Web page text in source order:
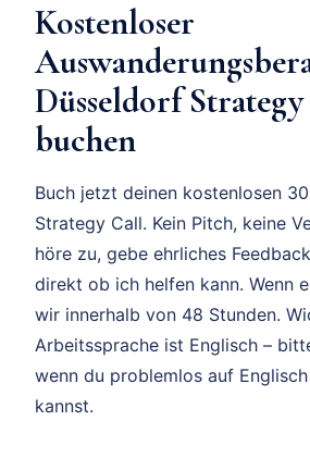
Kostenloser
Düsseldorf
buchen
Buch jetzt deinen kostenlosen
Strategy Call. Kein Pitch, keine
höre zu, gebe ehrliches
direkt ob ich helfen kann. Wenn
wir innerhalb von 48 Stunden.
Arbeitssprache ist Englisch –
wenn du problemlos auf
kannst.